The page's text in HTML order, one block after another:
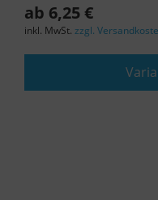
ab 6,25 €
inkl. MwSt. zzgl.